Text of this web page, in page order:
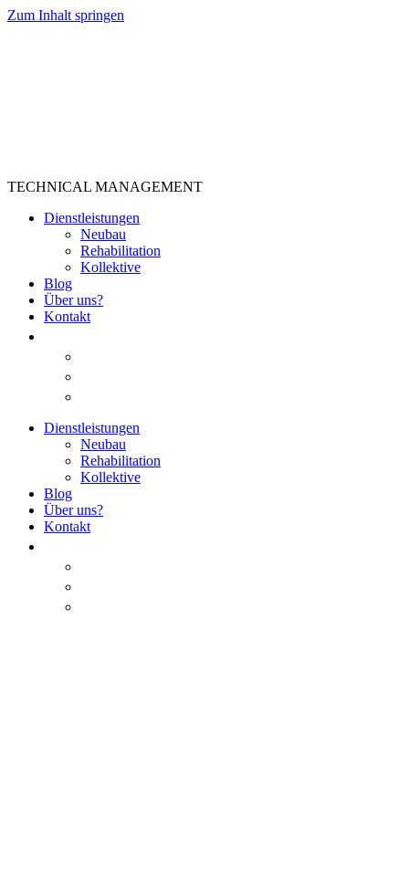
Zum Inhalt springen
TECHNICAL MANAGEMENT
Dienstleistungen
Neubau
Rehabilitation
Kollektive
Blog
Über uns?
Kontakt
Dienstleistungen
Neubau
Rehabilitation
Kollektive
Blog
Über uns?
Kontakt